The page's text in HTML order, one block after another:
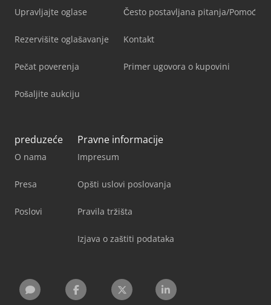
Upravljajte oglase
Rezervišite oglašavanje
Pečat poverenja
Pošaljite aukciju
Često postavljana pitanja/Pomoć
Kontakt
Primer ugovora o kupovini
preduzeće
O nama
Presa
Poslovi
Pravne informacije
Impresum
Opšti uslovi poslovanja
Pravila tržišta
Izjava o zaštiti podataka